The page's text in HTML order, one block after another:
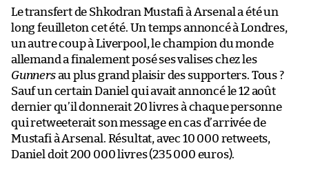
Le transfert de Shkodran Mustafi à Arsenal a été un
long feuilleton cet été. Un temps annoncé à Londres,
un autre coup à Liverpool, le champion du monde
allemand a finalement posé ses valises chez les
Gunnersau plus grand plaisir des supporters. Tous ?
Sauf un certain Daniel qui avait annoncé le 12 août
dernier qu’il donnerait 20 livres à chaque personne
qui retweeterait son message en cas d’arrivée de
Mustafi à Arsenal. Résultat, avec 10 000 retweets,
Daniel doit 200 000 livres (235 000 euros).